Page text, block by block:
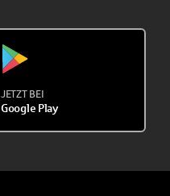
JETZT BEI
Google Play